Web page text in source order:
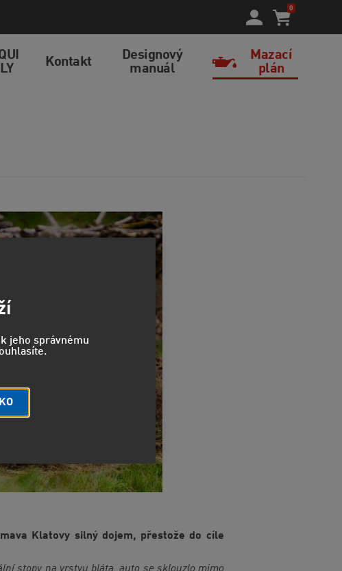
0
Kontakt
Designový
manuál
Mazací
plán
Klatovy silný dojem, přestože do cíle
jeho správnému